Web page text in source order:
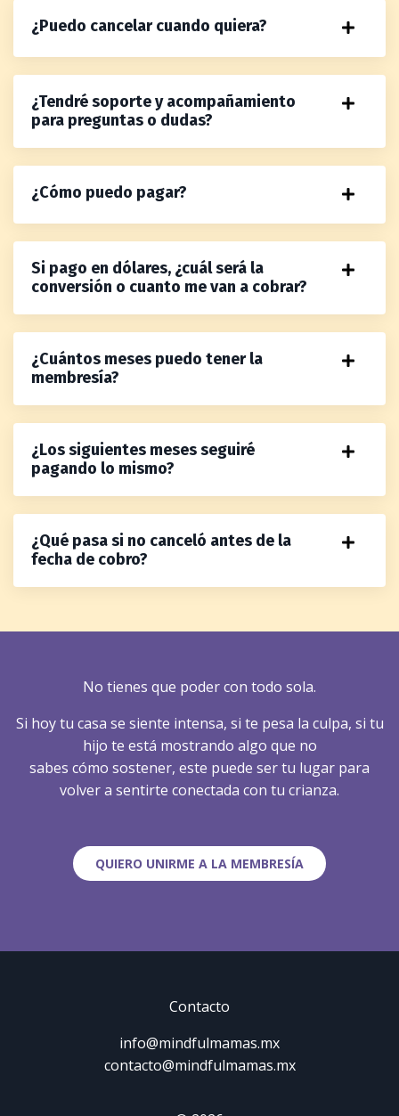
¿Puedo cancelar cuando quiera?
¿Tendré soporte y acompañamiento
para preguntas o dudas?
¿Cómo puedo pagar?
Si pago en dólares, ¿cuál será la
conversión o cuanto me van a cobrar?
¿Cuántos meses puedo tener la
membresía?
¿Los siguientes meses seguiré
pagando lo mismo?
¿Qué pasa si no canceló antes de la
fecha de cobro?
No tienes que poder con todo sola.
Si hoy tu casa se siente intensa, si te pesa la culpa, si tu
hijo te está mostrando algo que no
sabes cómo sostener, este puede ser tu lugar para
volver a sentirte conectada con tu crianza.
QUIERO UNIRME A LA MEMBRESÍA
Contacto
info@mindfulmamas.mx
contacto@mindfulmamas.mx